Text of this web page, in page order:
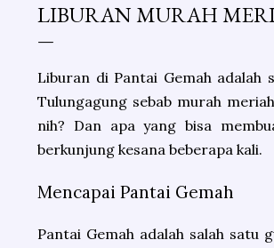
LIBURAN MURAH
Liburan di Pantai Gemah
Tulungagung sebab murah
nih? Dan apa yang bisa
berkunjung kesana beberapa kali.
Mencapai Pantai Gemah
Pantai Gemah adalah salah satu